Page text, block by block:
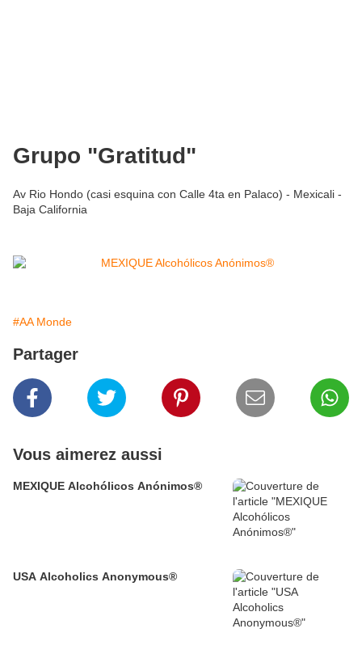
Grupo "Gratitud"
Av Rio Hondo (casi esquina con Calle 4ta en Palaco) - Mexicali -
Baja California
#AA Monde
Partager
Vous aimerez aussi
MEXIQUE Alcohólicos Anónimos®
USA Alcoholics Anonymous®